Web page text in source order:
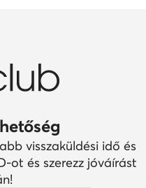
visszaküldési idő és
ot és szerezz jóváírást